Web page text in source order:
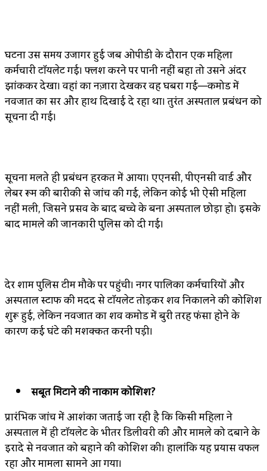
घटना उस समय उजागर हुई जब ओपीडी के दौरान एक महिला
कर्मचारी टॉयलेट गई। फ्लश करने पर पानी नहीं बहा तो उसने अंदर
झांककर देखा। वहां का नज़ारा देखकर वह घबरा गई—कमोड में
नवजात का सिर और हाथ दिखाई दे रहा था। तुरंत अस्पताल प्रबंधन को
सूचना दी गई।
सूचना मिलते ही प्रबंधन हरकत में आया। एएनसी, पीएनसी वार्ड और
लेबर रूम की बारीकी से जांच की गई, लेकिन कोई भी ऐसी महिला
नहीं मिली, जिसने प्रसव के बाद बच्चे के बिना अस्पताल छोड़ा हो। इसके
बाद मामले की जानकारी पुलिस को दी गई।
देर शाम पुलिस टीम मौके पर पहुंची। नगर पालिका कर्मचारियों और
अस्पताल स्टाफ की मदद से टॉयलेट तोड़कर शव निकालने की कोशिश
शुरू हुई, लेकिन नवजात का शव कमोड में बुरी तरह फंसा होने के
कारण कई घंटे की मशक्कत करनी पड़ी।
सबूत मिटाने की नाकाम कोशिश?
प्रारंभिक जांच में आशंका जताई जा रही है कि किसी महिला ने
अस्पताल में ही टॉयलेट के भीतर डिलीवरी की और मामले को दबाने के
इरादे से नवजात को बहाने की कोशिश की। हालांकि यह प्रयास विफल
रहा और मामला सामने आ गया।